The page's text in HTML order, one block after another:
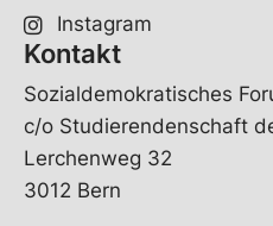
Instagram
Kontakt
Sozialdemokratisches
c/o Studierendenschaft
Lerchenweg 32
3012 Bern